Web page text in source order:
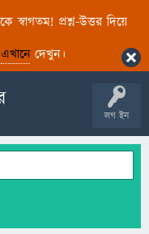
স্বাগতম! প্রশ্ন-উত্তর দিয়ে
এখানেদেখুন।
লগ ইন